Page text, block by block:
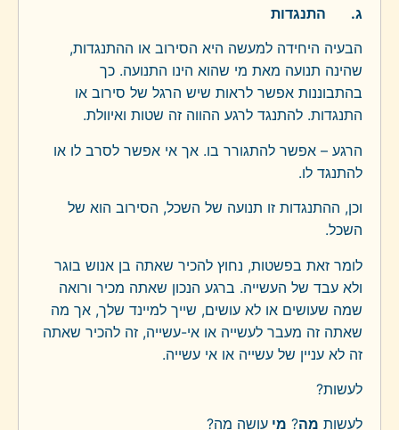
ג. התנגדות
הבעיה היחידה למעשה היא הסירוב או ההתנגדות,
שהינה תנועה מאת מי שהוא הינו התנועה. כך
בהתבוננות אפשר לראות שיש הרגל של סירוב או
התנגדות. להתנגד לרגע ההווה זה שטות ואיוולת.
הרגע – אפשר להתגורר בו. אך אי אפשר לסרב לו או
להתנגד לו.
וכן, ההתנגדות זו תנועה של השכל, הסירוב הוא של
השכל.
לומר זאת בפשטות, נחוץ להכיר שאתה בן אנוש בוגר
ולא עבד של העשייה. ברגע הנכון שאתה מכיר ורואה
שמה שעושים או לא עושים, שייך למיינד שלך, אך מה
שאתה זה מעבר לעשייה או אי-עשייה, זה להכיר שאתה
זה לא עניין של עשייה או אי עשייה.
לעשות?
לעשות מה? מי עושה מה?